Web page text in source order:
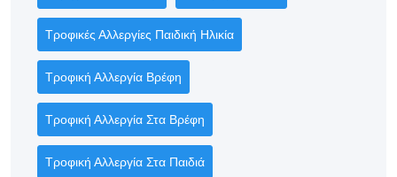
Τροφικές Αλλεργίες Παιδική Ηλικία
Τροφική Αλλεργία Βρέφη
Τροφική Αλλεργία Στα Βρέφη
Τροφική Αλλεργία Στα Παιδιά